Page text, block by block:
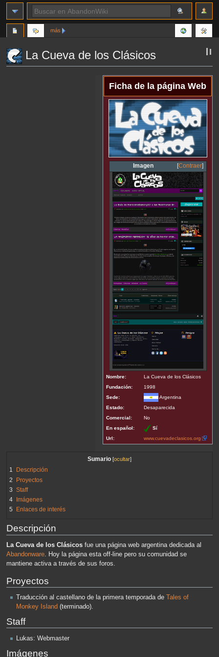
La Cueva de los Clásicos
Ficha de la página Web
Contraer
Imagen
Nombre:
La Cueva de los Clásicos
Fundación:
1998
Sede:
Argentina
Estado:
Desaparecida
Comercial:
No
En español:
Sí
Url:
www.cuevadeclasicos.org
Sumario
1
Descripción
2
Proyectos
3 Staff
4
Imágenes
5
Enlaces de interés
Descripción
La Cueva de los Clásicosfue una página web argentina dedicada al
Abandonware. Hoy la página esta off-line pero su comunidad se
mantiene activa a través de sus foros.
Proyectos
Traducción al castellano de la primera temporada de
Tales of
Monkey Island (terminado).
Staff
Lukas: Webmaster
Imágenes
más